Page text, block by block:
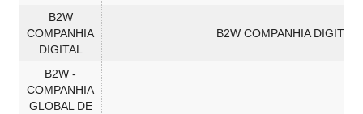
B2W
COMPANHIA
DIGITAL
B2W COMPANHIA DIGITAL
B2W -
COMPANHIA
GLOBAL DE